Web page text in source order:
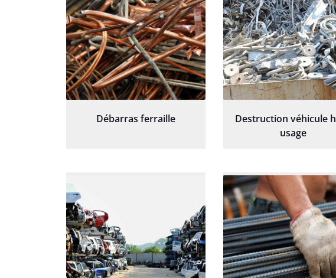
Débarras ferraille
Destruction véhicule
usage